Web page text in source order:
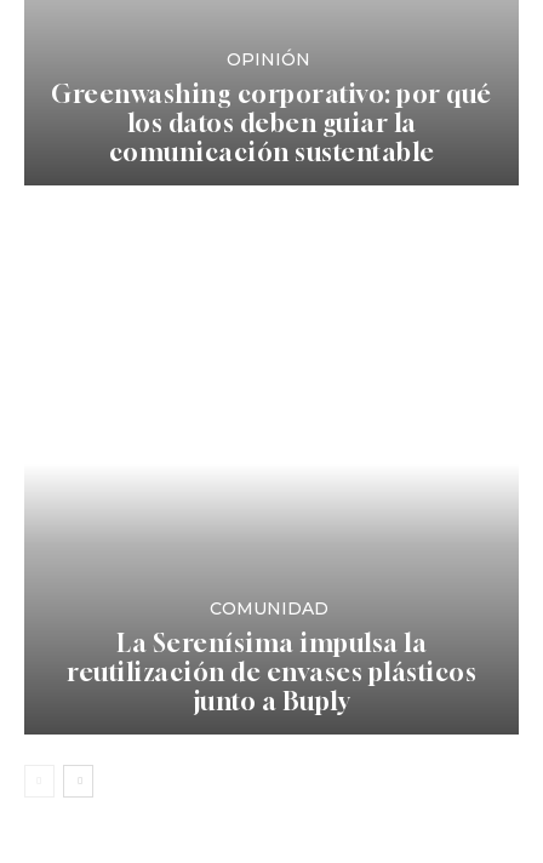
OPINIÓN
Greenwashing corporativo: por qué
los datos deben guiar la
comunicación sustentable
COMUNIDAD
La Serenísima impulsa la
reutilización de envases plásticos
junto a Buply